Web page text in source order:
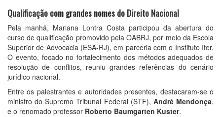
Qualificação com grandes nomes do Direito Nacional
Pela manhã, Mariana Lontra Costa participou da abertura do
curso de qualificação promovido pela OABRJ, por meio da Escola
Superior de Advocacia (ESA-RJ), em parceria com o Instituto Iter.
O evento, focado no fortalecimento dos métodos adequados de
resolução de conflitos, reuniu grandes referências do cenário
jurídico nacional.
Entre os palestrantes e autoridades presentes, destacaram-se o
ministro do Supremo Tribunal Federal (STF), André Mendonça,
e o renomado professor Roberto Baumgarten Kuster.